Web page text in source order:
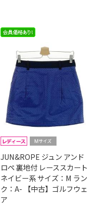
JUN&ROPE ジュン アンド
ロペ 裏地付 レーススカート
ネイビー系 サイズ：M ラン
ク：A- 【中古】ゴルフウェ
ア